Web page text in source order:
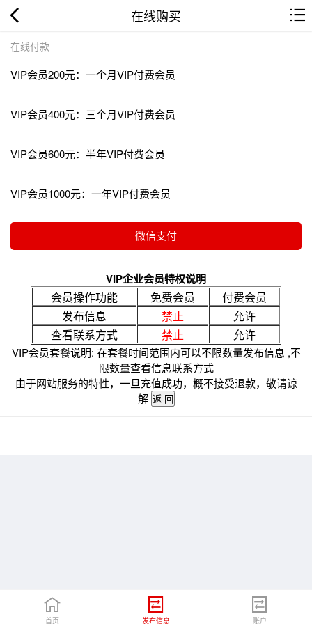
在线购买
在线付款
VIP会员200元：一个月VIP付费会员
VIP会员400元：三个月VIP付费会员
VIP会员600元：半年VIP付费会员
VIP会员1000元：一年VIP付费会员
VIP企业会员特权说明
会员操作功能 免费会员
付费会员
发布信息
禁止
允许
查看联系方式
禁止 允许
VIP会员套餐说明: 在套餐时间范围内可以不限数量发布信息 ,不
限数量查看信息联系方式
由于网站服务的特性，一旦充值成功，概不接受退款，敬请谅
解
首页 发布信息 账户